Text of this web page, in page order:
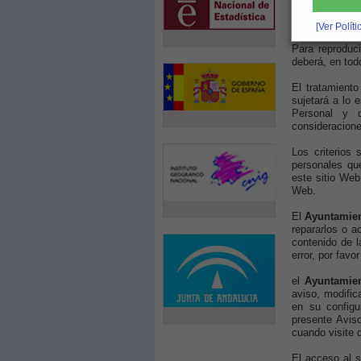
[Ver
pueden dar
las
Para
deberá, en
El
sujetará a lo
Personal y
Los criterios
personales
este sitio
Web.
El
repararlos o
contenido de
error, por
el
aviso,
en su
presente
cuando visite
El acceso al